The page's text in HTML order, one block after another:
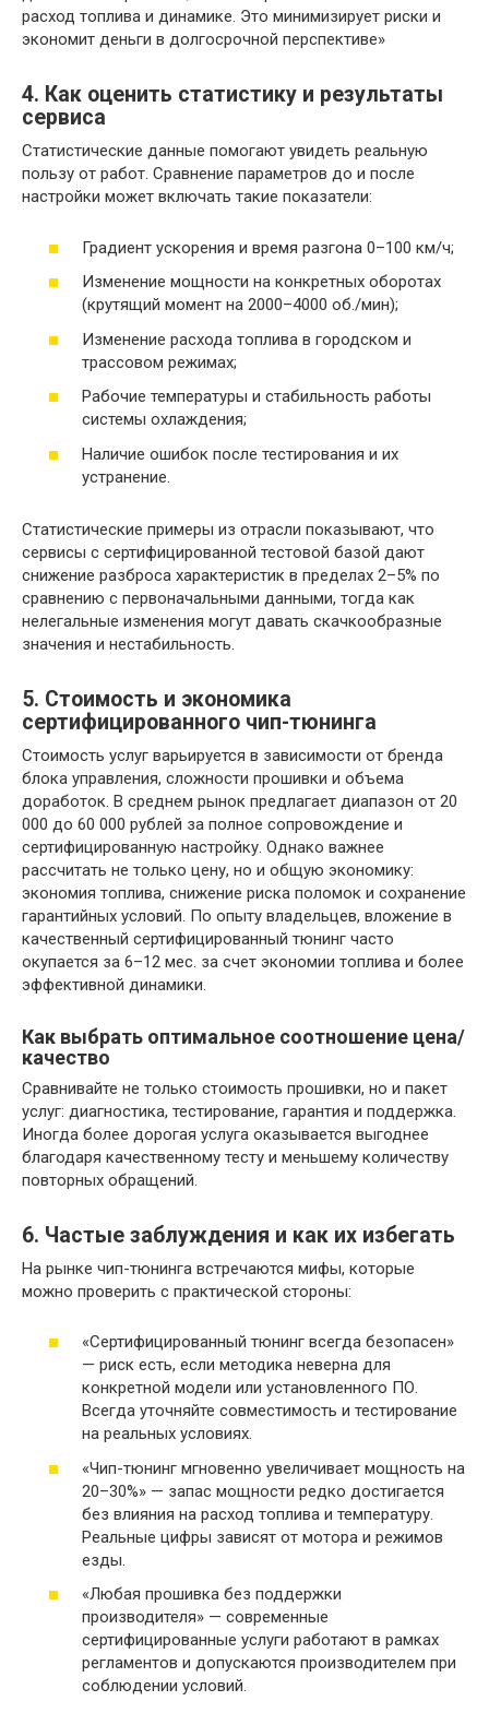
расход топлива и динамике. Это минимизирует риски и
экономит деньги в долгосрочной перспективе»
4. Как оценить статистику и результаты
сервиса
Статистические данные помогают увидеть реальную
пользу от работ. Сравнение параметров до и после
настройки может включать такие показатели:
Градиент ускорения и время разгона 0–100 км/ч;
Изменение мощности на конкретных оборотах
(крутящий момент на 2000–4000 об./мин);
Изменение расхода топлива в городском и
трассовом режимах;
Рабочие температуры и стабильность работы
системы охлаждения;
Наличие ошибок после тестирования и их
устранение.
Статистические примеры из отрасли показывают, что
сервисы с сертифицированной тестовой базой дают
снижение разброса характеристик в пределах 2–5% по
сравнению с первоначальными данными, тогда как
нелегальные изменения могут давать скачкообразные
значения и нестабильность.
5. Стоимость и экономика
сертифицированного чип-тюнинга
Стоимость услуг варьируется в зависимости от бренда
блока управления, сложности прошивки и объема
доработок. В среднем рынок предлагает диапазон от 20
000 до 60 000 рублей за полное сопровождение и
сертифицированную настройку. Однако важнее
рассчитать не только цену, но и общую экономику:
экономия топлива, снижение риска поломок и сохранение
гарантийных условий. По опыту владельцев, вложение в
качественный сертифицированный тюнинг часто
окупается за 6–12 мес. за счет экономии топлива и более
эффективной динамики.
Как выбрать оптимальное соотношение цена/
качество
Сравнивайте не только стоимость прошивки, но и пакет
услуг: диагностика, тестирование, гарантия и поддержка.
Иногда более дорогая услуга оказывается выгоднее
благодаря качественному тесту и меньшему количеству
повторных обращений.
6. Частые заблуждения и как их избегать
На рынке чип-тюнинга встречаются мифы, которые
можно проверить с практической стороны:
«Сертифицированный тюнинг всегда безопасен»
— риск есть, если методика неверна для
конкретной модели или установленного ПО.
Всегда уточняйте совместимость и тестирование
на реальных условиях.
«Чип-тюнинг мгновенно увеличивает мощность на
20–30%» — запас мощности редко достигается
без влияния на расход топлива и температуру.
Реальные цифры зависят от мотора и режимов
езды.
«Любая прошивка без поддержки
производителя» — современные
сертифицированные услуги работают в рамках
регламентов и допускаются производителем при
соблюдении условий.